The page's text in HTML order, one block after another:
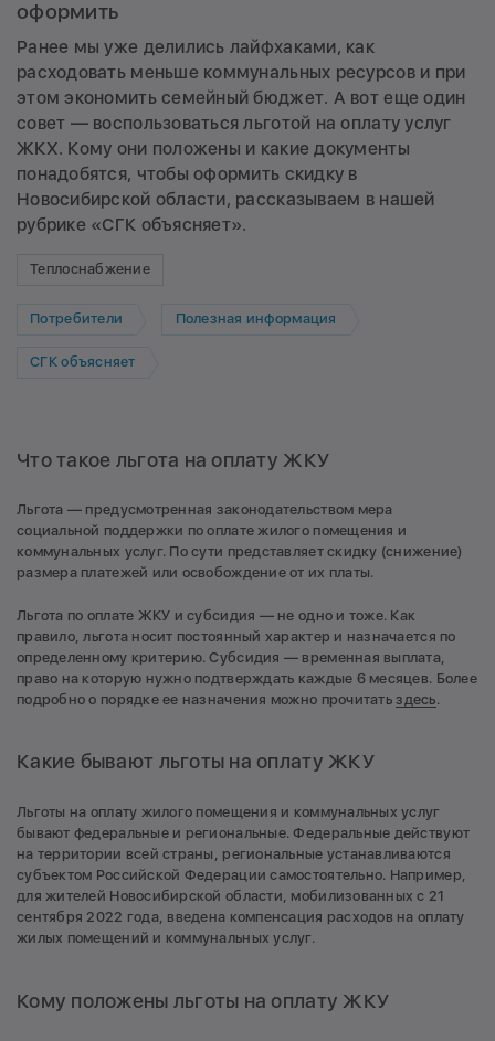
оформить
Ранее мы уже делились лайфхаками, как
расходовать меньше коммунальных ресурсов и при
этом экономить семейный бюджет. А вот еще один
совет — воспользоваться льготой на оплату услуг
ЖКХ. Кому они положены и какие документы
понадобятся, чтобы оформить скидку в
Новосибирской области, рассказываем в нашей
рубрике «СГК объясняет».
Теплоснабжение
Потребители Полезная информация
СГК объясняет
Что такое льгота на оплату ЖКУ
Льгота — предусмотренная законодательством мера
социальной поддержки по оплате жилого помещения и
коммунальных услуг. По сути представляет скидку (снижение)
размера платежей или освобождение от их платы.
Льгота по оплате ЖКУ и субсидия — не одно и тоже. Как
правило, льгота носит постоянный характер и назначается по
определенному критерию. Субсидия — временная выплата,
право на которую нужно подтверждать каждые 6 месяцев. Более
подробно о порядке ее назначения можно прочитатьздесь.
Какие бывают льготы на оплату ЖКУ
Льготы на оплату жилого помещения и коммунальных услуг
бывают федеральные и региональные. Федеральные действуют
на территории всей страны, региональные устанавливаются
субъектом Российской Федерации самостоятельно. Например,
для жителей Новосибирской области, мобилизованных с 21
сентября 2022 года, введена компенсация расходов на оплату
жилых помещений и коммунальных услуг.
Кому положены льготы на оплату ЖКУ